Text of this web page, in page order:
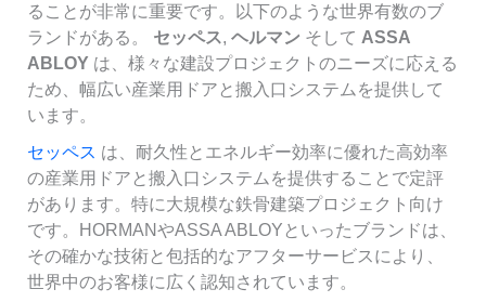
ることが非常に重要です。以下のような世界有数のブ
ランドがある。 セッペス, ヘルマン そして ASSA
ABLOY は、様々な建設プロジェクトのニーズに応える
ため、幅広い産業用ドアと搬入口システムを提供して
います。
セッペス は、耐久性とエネルギー効率に優れた高効率
の産業用ドアと搬入口システムを提供することで定評
があります。特に大規模な鉄骨建築プロジェクト向け
です。HORMANやASSA ABLOYといったブランドは、
その確かな技術と包括的なアフターサービスにより、
世界中のお客様に広く認知されています。